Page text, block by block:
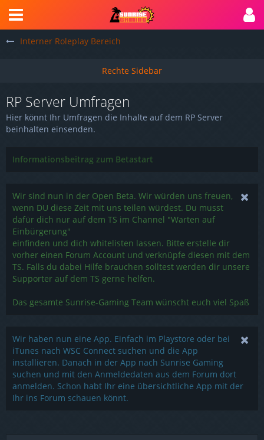
Interner Roleplay Bereich
RP Server Umfragen
Hier könnt Ihr Umfragen die Inhalte auf dem RP Server
beinhalten einsenden.
Informationsbeitrag zum Betastart
Wir sind nun in der Open Beta. Wir würden uns freuen,
wenn DU diese Zeit mit uns teilen würdest. Du musst
dafür dich nur auf dem TS im Channel "Warten auf
Einbürgerung"
einfinden und dich whitelisten lassen. Bitte erstelle dir
vorher einen Forum Account und verknüpfe diesen mit dem
TS. Falls du dabei Hilfe brauchen solltest werden dir unsere
Supporter auf dem TS gerne helfen.
Das gesamte Sunrise-Gaming Team wünscht euch viel Spaß
Wir haben nun eine App. Einfach im Playstore oder bei
iTunes nach WSC Connect suchen und die App
installieren. Danach in der App nach Sunrise Gaming
suchen und mit den Anmeldedaten aus dem Forum dort
anmelden. Schon habt Ihr eine übersichtliche App mit der
Ihr ins Forum schauen könnt.